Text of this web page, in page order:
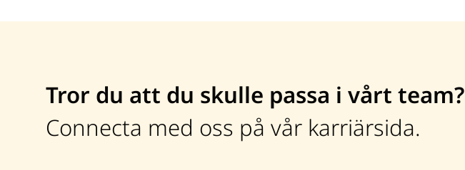
Tror du att du skulle passa i vårt team?
Connecta med oss på vår karriärsida.